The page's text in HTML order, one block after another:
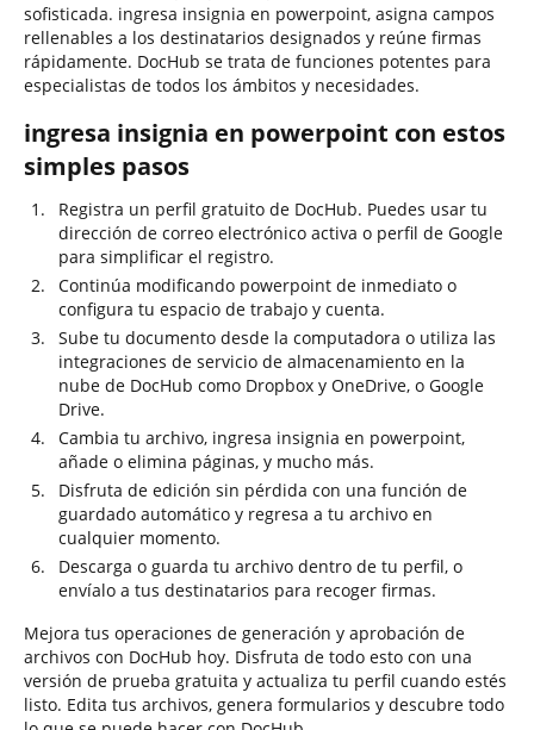
sofisticada. ingresa insignia en powerpoint, asigna campos
rellenables a los destinatarios designados y reúne firmas
rápidamente. DocHub se trata de funciones potentes para
especialistas de todos los ámbitos y necesidades.
ingresa insignia en powerpoint con estos
simples pasos
Registra un perfil gratuito de DocHub. Puedes usar tu
dirección de correo electrónico activa o perfil de Google
para simplificar el registro.
Continúa modificando powerpoint de inmediato o
configura tu espacio de trabajo y cuenta.
Sube tu documento desde la computadora o utiliza las
integraciones de servicio de almacenamiento en la
nube de DocHub como Dropbox y OneDrive, o Google
Drive.
Cambia tu archivo, ingresa insignia en powerpoint,
añade o elimina páginas, y mucho más.
Disfruta de edición sin pérdida con una función de
guardado automático y regresa a tu archivo en
cualquier momento.
Descarga o guarda tu archivo dentro de tu perfil, o
envíalo a tus destinatarios para recoger firmas.
Mejora tus operaciones de generación y aprobación de
archivos con DocHub hoy. Disfruta de todo esto con una
versión de prueba gratuita y actualiza tu perfil cuando estés
listo. Edita tus archivos, genera formularios y descubre todo